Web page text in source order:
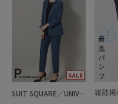
SUIT SQUARE／UNIVERSAL LANGUAGE／WHITE